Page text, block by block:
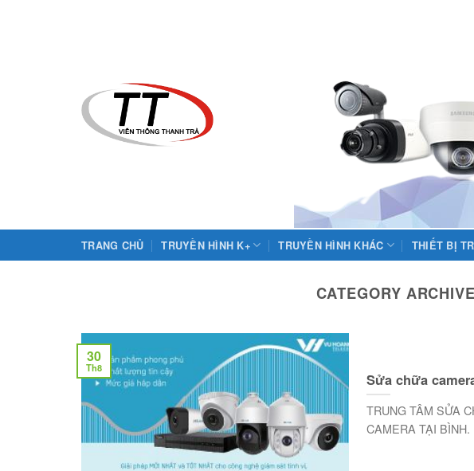
TRANG CHỦ TRUYỀN HÌNH K+ TRUYỀN HÌNH KHÁC THIẾT BỊ
CATEGORY
Sửa chữa
TRUNG TÂM SỬA
CAMERA TẠI BÌNH.
30
Th8